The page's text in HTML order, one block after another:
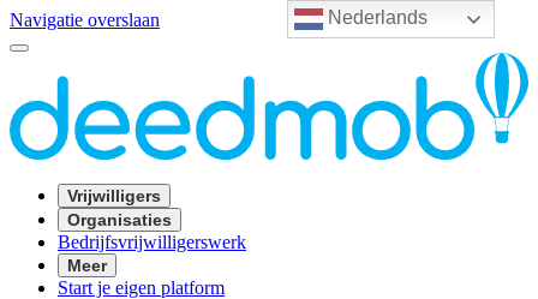
Nederlands
Navigatie overslaan
Vrijwilligers
Organisaties
Bedrijfsvrijwilligerswerk
Meer
Start je eigen platform